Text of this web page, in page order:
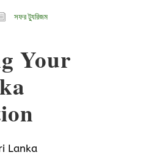
সফর ট্যুরিজম
Your
Lanka